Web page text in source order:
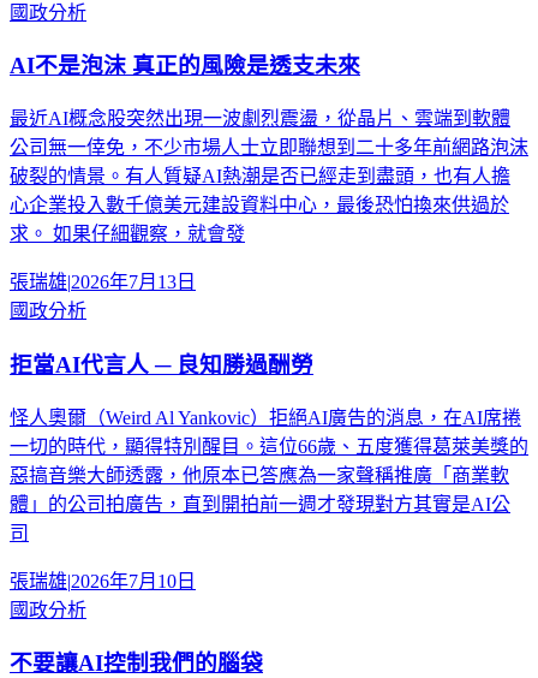
國政分析
AI不是泡沫 真正的風險是透支未來
最近AI概念股突然出現一波劇烈震盪，從晶片、雲端到軟體
公司無一倖免，不少市場人士立即聯想到二十多年前網路泡沫
破裂的情景。有人質疑AI熱潮是否已經走到盡頭，也有人擔
心企業投入數千億美元建設資料中心，最後恐怕換來供過於
求。 如果仔細觀察，就會發
張瑞雄|2026年7月13日
國政分析
拒當AI代言人 ─ 良知勝過酬勞
怪人奧爾（Weird Al Yankovic）拒絕AI廣告的消息，在AI席捲
一切的時代，顯得特別醒目。這位66歲、五度獲得葛萊美獎的
惡搞音樂大師透露，他原本已答應為一家聲稱推廣「商業軟
體」的公司拍廣告，直到開拍前一週才發現對方其實是AI公
司
張瑞雄|2026年7月10日
國政分析
不要讓AI控制我們的腦袋